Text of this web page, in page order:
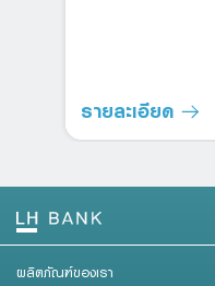
รายละเอียด
ผลิตภัณฑ์ของเรา